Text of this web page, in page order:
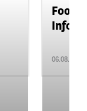
06.08.2026